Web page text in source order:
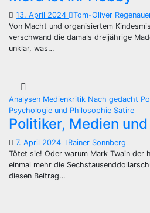
13. April 2024
Tom-Oliver
Von Macht und organisiertem
verschwand die damals dreijährige
unklar, was…
Analysen Medienkritik Nach gedacht
Psychologie und Philosophie Satire
Politiker, Medien
7. April 2024
Rainer Sonnberg
Tötet sie! Oder warum Mark Twain der
einmal mehr die
diesen Beitrag…